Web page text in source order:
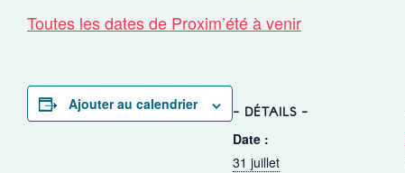
Toutes les dates de Proxim’été à venir
Ajouter au calendrier
DÉTAILS
Date :
31 juillet